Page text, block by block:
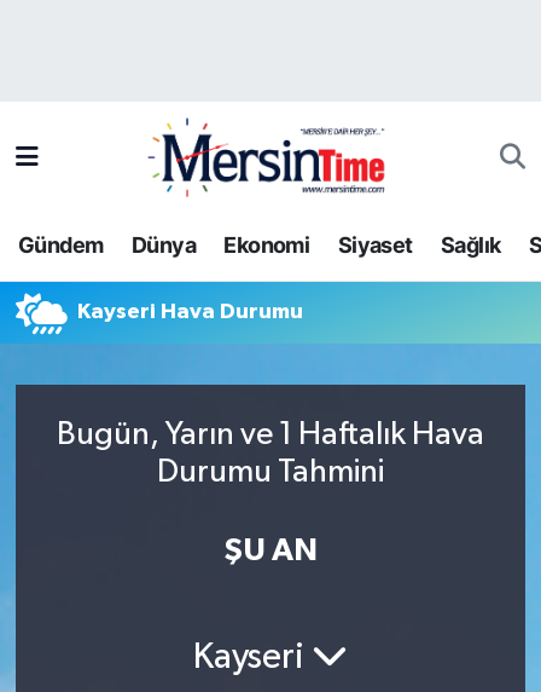
Gündem Dünya Ekonomi Siyaset Sağlık
Kayseri Hava Durumu
Bugün, Yarın ve 1 Haftalık Hava
Durumu Tahmini
ŞU AN
Kayseri
Bilim-Teknoloji
Dünya
Trafik Durumu
Tüm Manşetler